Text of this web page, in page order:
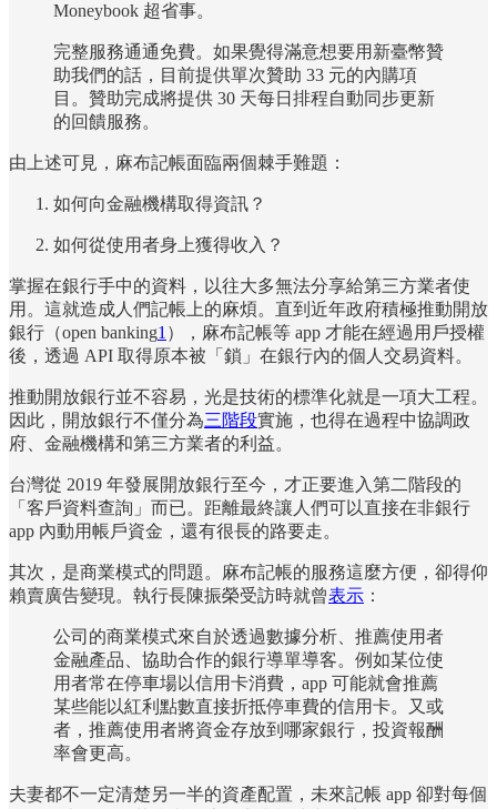
Moneybook 超省事。
完整服務通通免費。如果覺得滿意想要用新臺幣贊
助我們的話，目前提供單次贊助 33 元的內購項
目。贊助完成將提供 30 天每日排程自動同步更新
的回饋服務。
由上述可見，麻布記帳面臨兩個棘手難題：
如何向金融機構取得資訊？
如何從使用者身上獲得收入？
掌握在銀行手中的資料，以往大多無法分享給第三方業者使
用。這就造成人們記帳上的麻煩。直到近年政府積極推動開放
銀行（open banking1 ），麻布記帳等 app 才能在經過用戶授權
後，透過 API 取得原本被「鎖」在銀行內的個人交易資料。
推動開放銀行並不容易，光是技術的標準化就是一項大工程。
因此，開放銀行不僅分為三階段實施，也得在過程中協調政
府、金融機構和第三方業者的利益。
台灣從 2019 年發展開放銀行至今，才正要進入第二階段的
「客戶資料查詢」而已。距離最終讓人們可以直接在非銀行
app 內動用帳戶資金，還有很長的路要走。
其次，是商業模式的問題。麻布記帳的服務這麼方便，卻得仰
賴賣廣告變現。執行長陳振榮受訪時就曾表示 ：
公司的商業模式來自於透過數據分析、推薦使用者
金融產品、協助合作的銀行導單導客。例如某位使
用者常在停車場以信用卡消費，app 可能就會推薦
某些能以紅利點數直接折抵停車費的信用卡。又或
者，推薦使用者將資金存放到哪家銀行，投資報酬
率會更高。
夫妻都不一定清楚另一半的資產配置，未來記帳 app 卻對每個